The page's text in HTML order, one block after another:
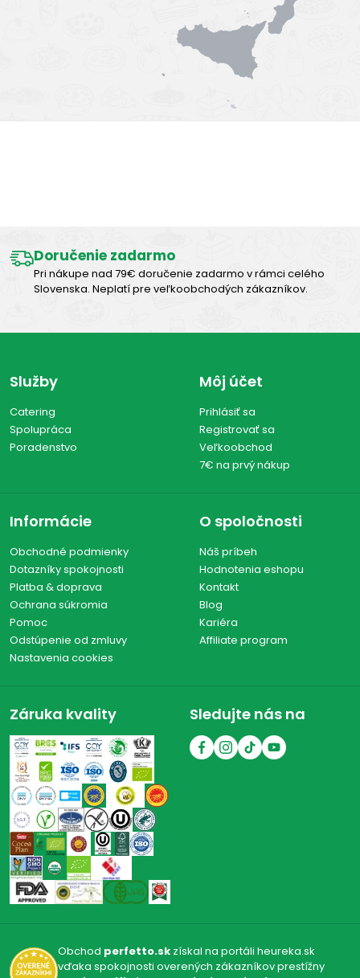
Doručenie zadarmo
Pri nákupe nad 79€ doručenie zadarmo v rámci celého
Slovenska. Neplatí pre veľkoobchodých zákazníkov.
Služby
Catering
Spolupráca
Poradenstvo
Môj účet
Prihlásiť sa
Registrovať sa
Veľkoobchod
7€ na prvý nákup
Informácie
Obchodné podmienky
Dotazníky spokojnosti
Platba & doprava
Ochrana súkromia
Pomoc
Odstúpenie od zmluvy
Nastavenia cookies
O spoločnosti
Náš príbeh
Hodnotenia eshopu
Kontakt
Blog
Kariéra
Affiliate program
Záruka kvality Sledujte nás na
Obchod perfetto.skzískal na portáli heureka.sk
vďaka spokojnosti overených zákazníkov prestížny